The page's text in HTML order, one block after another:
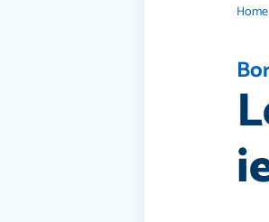
Home